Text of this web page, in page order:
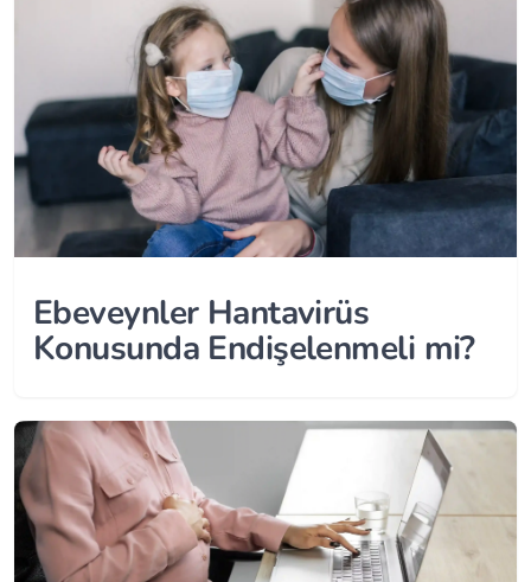
Ebeveynler Hantavirüs
Konusunda Endişelenmeli mi?